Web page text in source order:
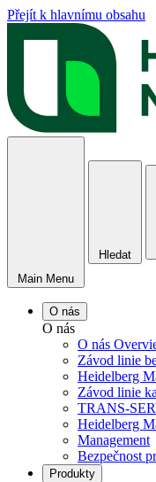
Přejít k hlavnímu obsahu
Main Menu
Hledat
O nás
O nás
O nás
Závod linie
Heidelberg
Závod linie
TRANS-
Heidelberg
Management
Bezpečnost
Produkty